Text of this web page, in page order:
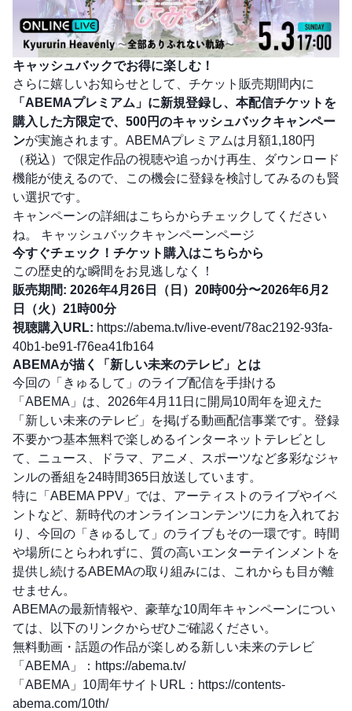
キャッシュバックでお得に楽しむ！
さらに嬉しいお知らせとして、チケット販売期間内に
「ABEMAプレミアム」に新規登録し、本配信チケットを
購入した方限定で、500円のキャッシュバックキャンペー
ンが実施されます。ABEMAプレミアムは月額1,180円
（税込）で限定作品の視聴や追っかけ再生、ダウンロード
機能が使えるので、この機会に登録を検討してみるのも賢
い選択です。
キャンペーンの詳細はこちらからチェックしてください
ね。 キャッシュバックキャンペーンページ
今すぐチェック！チケット購入はこちらから
この歴史的な瞬間をお見逃しなく！
販売期間: 2026年4月26日（日）20時00分〜2026年6月2
日（火）21時00分
視聴購入URL: https://abema.tv/live-event/78ac2192-93fa-
40b1-be91-f76ea41fb164
ABEMAが描く「新しい未来のテレビ」とは
今回の「きゅるして」のライブ配信を手掛ける
「ABEMA」は、2026年4月11日に開局10周年を迎えた
「新しい未来のテレビ」を掲げる動画配信事業です。登録
不要かつ基本無料で楽しめるインターネットテレビとし
て、ニュース、ドラマ、アニメ、スポーツなど多彩なジャ
ンルの番組を24時間365日放送しています。
特に「ABEMA PPV」では、アーティストのライブやイベ
ントなど、新時代のオンラインコンテンツに力を入れてお
り、今回の「きゅるして」のライブもその一環です。時間
や場所にとらわれずに、質の高いエンターテインメントを
提供し続けるABEMAの取り組みには、これからも目が離
せません。
ABEMAの最新情報や、豪華な10周年キャンペーンについ
ては、以下のリンクからぜひご確認ください。
無料動画・話題の作品が楽しめる新しい未来のテレビ
「ABEMA」： https://abema.tv/
「ABEMA」10周年サイトURL： https://contents-
abema.com/10th/